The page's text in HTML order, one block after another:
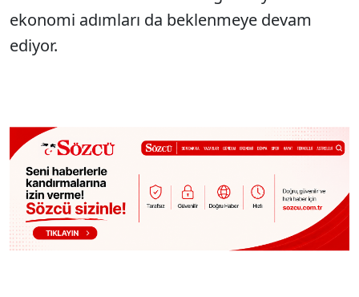
ekonomi adımları da beklenmeye devam
ediyor.